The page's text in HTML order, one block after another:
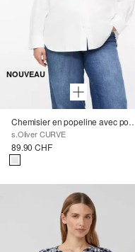
NOUVEAU
Chemisier en popeline
s.Oliver CURVE
89.90 CHF